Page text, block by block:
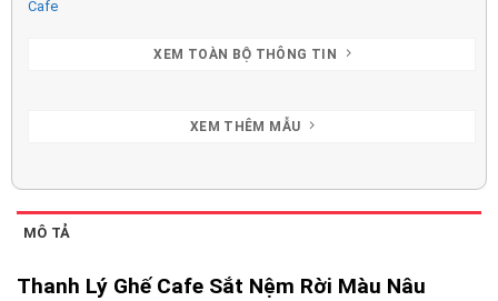
Cafe
XEM TOÀN BỘ THÔNG TIN
XEM THÊM MẪU
MÔ TẢ
Thanh Lý Ghế Cafe Sắt Nệm Rời Màu Nâu